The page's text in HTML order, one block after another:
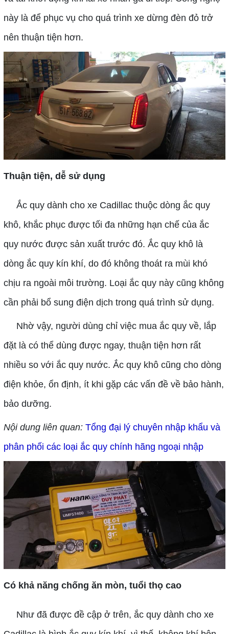
này là để phục vụ cho quá trình xe dừng đèn đỏ trở
nên thuận tiện hơn.
Thuận tiện, dễ sử dụng
Ắc quy dành cho xe Cadillac thuộc dòng ắc quy
khô, khắc phục được tối đa những hạn chế của ắc
quy nước được sản xuất trước đó. Ắc quy khô là
dòng ắc quy kín khí, do đó không thoát ra mùi khó
chịu ra ngoài môi trường. Loại ắc quy này cũng không
cần phải bổ sung điện dịch trong quá trình sử dụng.
Nhờ vậy, người dùng chỉ việc mua ắc quy về, lắp
đặt là có thể dùng được ngay, thuận tiện hơn rất
nhiều so với ắc quy nước. Ắc quy khô cũng cho dòng
điện khỏe, ổn định, ít khi gặp các vấn đề về bảo hành,
bảo dưỡng.
Nội dung liên quan: Tổng đại lý chuyên nhập khẩu và
phân phối các loại ắc quy chính hãng ngoại nhập
Có khả năng chống ăn mòn, tuổi thọ cao
Như đã được đề cập ở trên, ắc quy dành cho xe